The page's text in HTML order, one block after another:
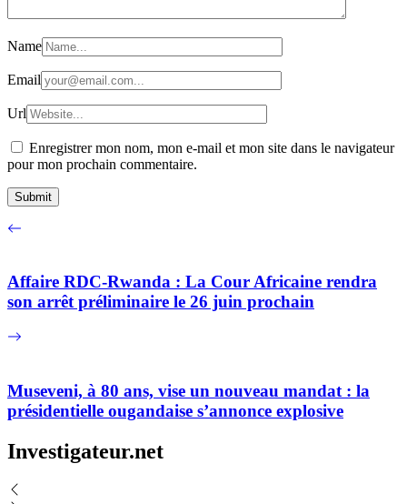
Name
Email
Url
Enregistrer mon nom, mon e-mail et mon site dans le navigateur
pour mon prochain commentaire.
Affaire RDC-Rwanda : La Cour Africaine rendra
son arrêt préliminaire le 26 juin prochain
Museveni, à 80 ans, vise un nouveau mandat : la
présidentielle ougandaise s’annonce explosive
Investigateur.net